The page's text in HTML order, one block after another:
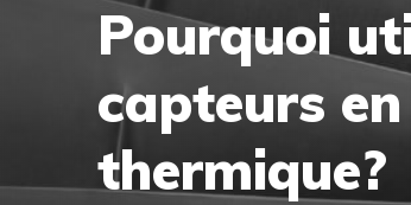
Pourquoi
capteurs
thermique?